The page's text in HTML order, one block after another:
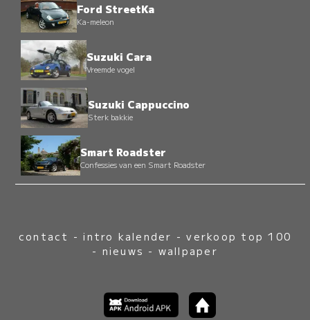
Ford StreetKa
Ka-meleon
Suzuki Cara
Vreemde vogel
Suzuki Cappuccino
Sterk bakkie
Smart Roadster
Confessies van een Smart Roadster
contact -intro kalender -verkoop top 100
- nieuws - wallpaper